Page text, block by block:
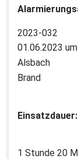
2023-032
01.06.2023
Alsbach
Brand
Einsatzdauer:
1 Stunde 20